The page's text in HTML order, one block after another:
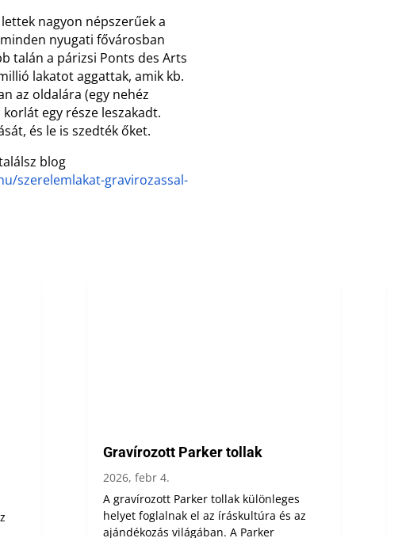
nagyon népszerűek a
nyugati fővárosban
talán a párizsi Ponts des Arts
lakatot aggattak, amik kb.
az oldalára (egy nehéz
egy része leszakadt.
és le is szedték őket.
blog
szerelemlakat-gravirozassal-
Gravírozott Parker tollak
2026, febr 4.
A gravírozott Parker tollak különleges
helyet foglalnak el az íráskultúra és az
ajándékozás világában. A Parker